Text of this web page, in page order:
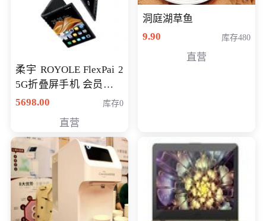
柔宇 ROYOLE FlexPai 2
5G折叠屏手机 会员专享
购买价格 4998元
5698.00 库存0
直营
洞庭湖草鱼
9.90
库存480
直营